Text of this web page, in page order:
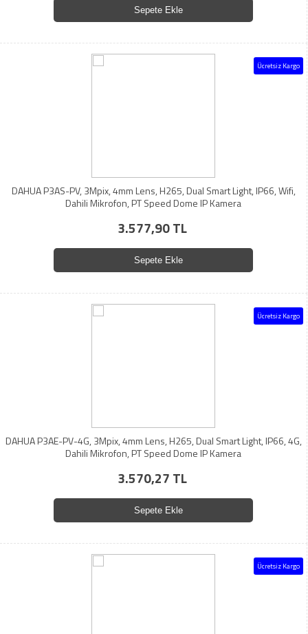
Sepete Ekle
Ücretsiz Kargo
DAHUA P3AS-PV, 3Mpix, 4mm Lens, H265, Dual Smart Light, IP66, Wifi,
Dahili Mikrofon, PT Speed Dome IP Kamera
3.577,90 TL
Sepete Ekle
Ücretsiz Kargo
DAHUA P3AE-PV-4G, 3Mpix, 4mm Lens, H265, Dual Smart Light, IP66, 4G,
Dahili Mikrofon, PT Speed Dome IP Kamera
3.570,27 TL
Sepete Ekle
Ücretsiz Kargo